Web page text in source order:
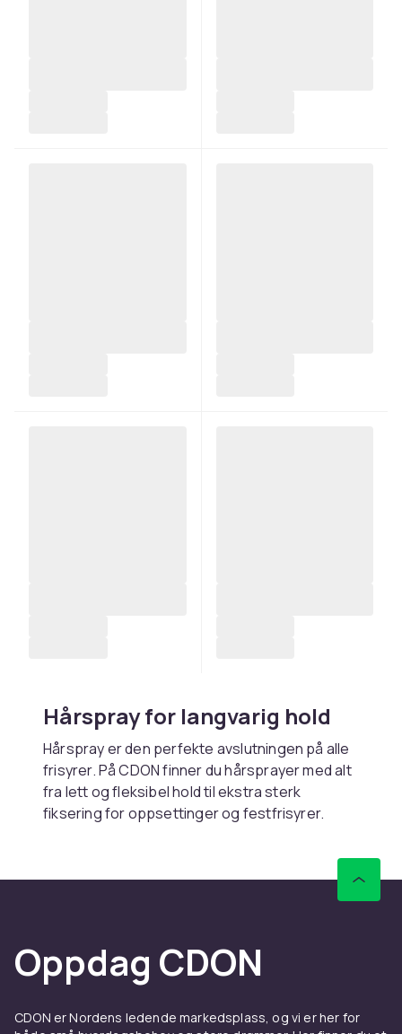
Hårspray for langvarig hold
Hårspray er den perfekte avslutningen på alle
frisyrer. På CDON finner du hårsprayer med alt
fra lett og fleksibel hold til ekstra sterk
fiksering for oppsettinger og festfrisyrer.
håret stivt eller klebrig. Handle trygt med rask
levering.
Lett hårspray bevarer naturlig bevegelse og
sterk fiksering holder frisyren på plass hele
Oppdag CDON
CDON er Nordens ledende markedsplass, og vi er her for